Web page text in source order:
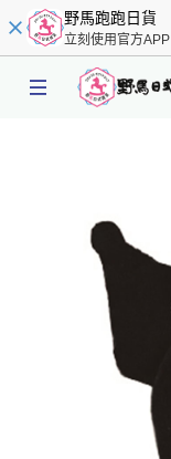
野馬跑跑日貨
立刻使用官方APP